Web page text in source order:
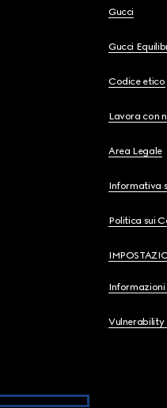
Gucci
Gucci
Codice etico
Lavora con
Area Legale
Informativa
Politica sui
Informazioni
Vulnerability